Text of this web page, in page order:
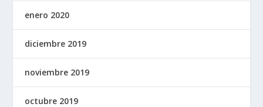
enero 2020
diciembre 2019
noviembre 2019
octubre 2019